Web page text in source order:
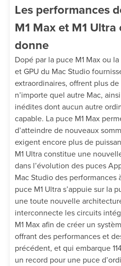
Les performances
M1 Max et M1
donne
Dopé par la puce M1 Max ou
et GPU du Mac Studio
extraordinaires, offrent plus
n’importe quel autre Mac,
inédites dont aucun autre
capable. La puce M1 Max
d’atteindre de nouveaux
exigent encore plus de
M1 Ultra constitue une
dans l’évolution des puces
Mac Studio des performances
puce M1 Ultra s’appuie sur la
une toute nouvelle
interconnecte les circuits
M1 Max afin de créer un
offrant des performances et
précédent, et qui embarque
un record pour une puce